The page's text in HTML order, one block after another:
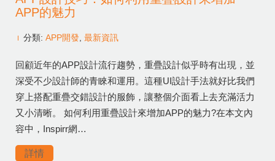
APP的魅力
分類: APP開發 最新資訊
回顧近年的APP設計流行趨勢，重疊設計似乎時有出現，並
深受不少設計師的青睞和運用。這種UI設計手法就好比我們
穿上搭配重疊交錯設計的服飾，讓整個介面看上去充滿活力
又小清晰。 如何利用重疊設計來增加APP的魅力?在本文內
容中，Inspirr網…
詳情